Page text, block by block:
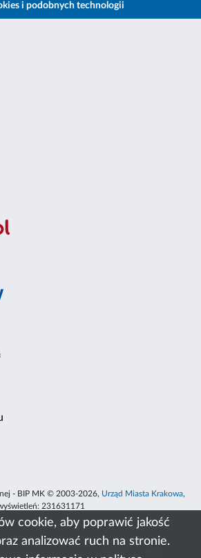
cookie, aby poprawić jakość
analizować ruch na stronie.
i podobnych technologii
- BIP MK © 2003-2026, Urząd Miasta Krakowa,
231631171